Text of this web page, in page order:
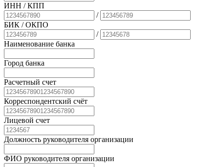
ИНН / КПП
/
БИК / ОКПО
/
Наименование банка
Город банка
Расчетный счет
Корреспондентский счёт
Лицевой счет
Должность руководителя организации
ФИО руководителя организации